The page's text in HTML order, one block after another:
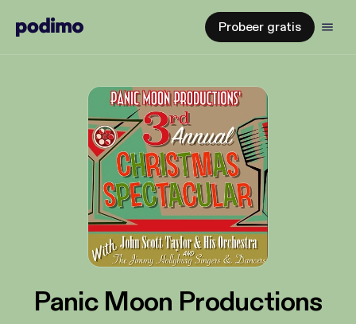
Probeer gratis
Panic Moon Productions